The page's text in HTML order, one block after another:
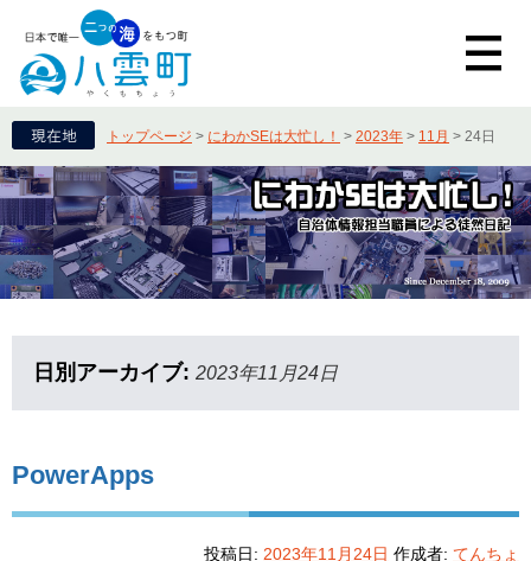
トップページ > にわかSEは大忙し！ > 2023年 > 11月 > 24日
日別アーカイブ: 2023年11月24日
PowerApps
投稿日: 2023年11月24日 作成者: てんちょ